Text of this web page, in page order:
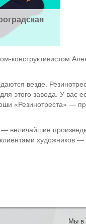
конструктивистом
везде.
этого завода. У вас
«Резинотреста» —
величайшие
художников —
Мы в